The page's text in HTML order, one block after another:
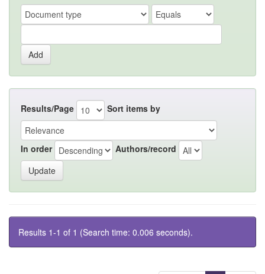
Results/Page Sort items by
In order Authors/record
Results 1-1 of 1 (Search time: 0.006 seconds).